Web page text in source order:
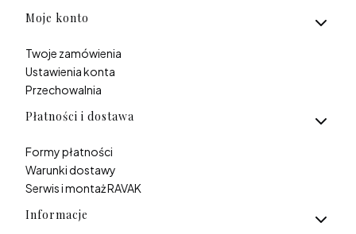
Moje konto
Twoje zamówienia
Ustawienia konta
Przechowalnia
Płatności i dostawa
Formy płatności
Warunki dostawy
Serwis i montaż RAVAK
Informacje